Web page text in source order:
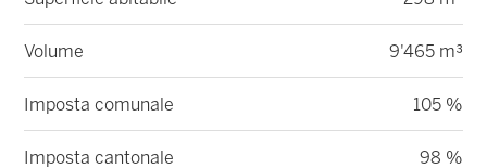
Volume 9'465 m³
Imposta comunale 105 %
Imposta cantonale 98 %